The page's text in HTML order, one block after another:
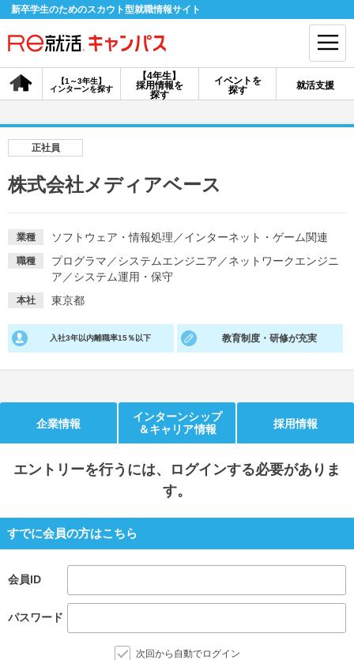
新卒学生のためのスカウト型就職情報サイト
【4年生】
採用情報を
探す
【1～3年生】
インターンを探す
イベントを
探す
就活支援
会員登録 ログイン
採用情報を探す
説明会を探す
インターンを探す
就活ノウハウ・サポート
就活ノウハウが満載！ お役立ち記事・相談室など
あなたに合う仕事を診断！ 動画で対策講座をチェック
正社員
株式会社メディアベース
業種 ソフトウェア・情報処理 ／インターネット・ゲーム関連
職種 プログラマ ／システムエンジニア ／ネットワークエンジニ
ア ／システム運用・保守
本社 東京都
入社3年以内離職率15％以下 教育制度・研修が充実
企業情報
インターンシップ
＆キャリア情報
採用情報
エントリーを行うには、ログインする必要がありま
す。
すでに会員の方はこちら
会員ID
パスワード
次回から自動でログイン